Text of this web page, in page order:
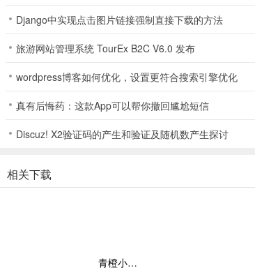
2、然后点击请登录
Django中实现点击图片链接强制直接下载的方法
旅游网站管理系统 TourEx B2C V6.0 发布
wordpress博客如何优化，设置更符合搜索引擎优化
真有后悔药：这款App可以帮你撤回尴尬短信
Discuz! X2验证码的产生和验证及随机数产生探讨
相关下载
青橙小说App